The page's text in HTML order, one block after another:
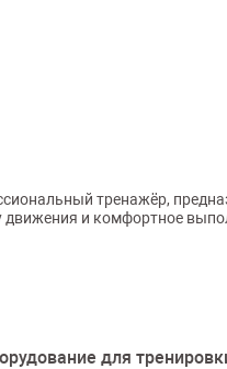
тренажёр,
и комфортное
для